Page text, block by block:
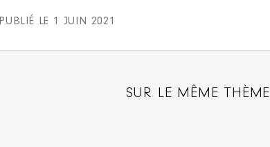
PUBLIÉ LE 1 JUIN 2021
SUR LE MÊME THÈME